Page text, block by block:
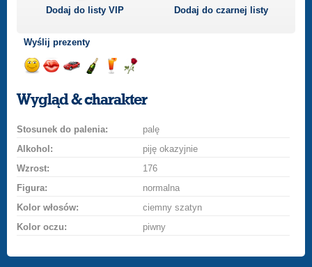
Dodaj do listyVIP Dodaj do czarnej listy
Wyślij prezenty
uśmiech
buziakasamochodem
szampana
drinka
różę
Wygląd & charakter
Stosunek do palenia:
palę
Alkohol:
piję okazyjnie
Wzrost:
176
Figura:
normalna
Kolor włosów:
ciemny szatyn
Kolor oczu:
piwny